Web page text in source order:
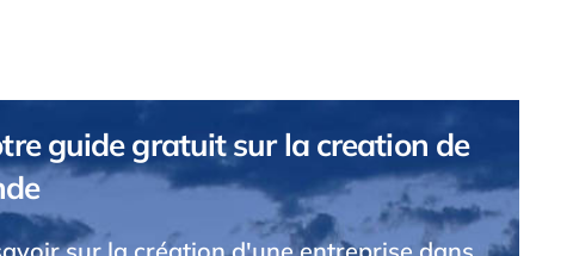
guide gratuit sur la creation de